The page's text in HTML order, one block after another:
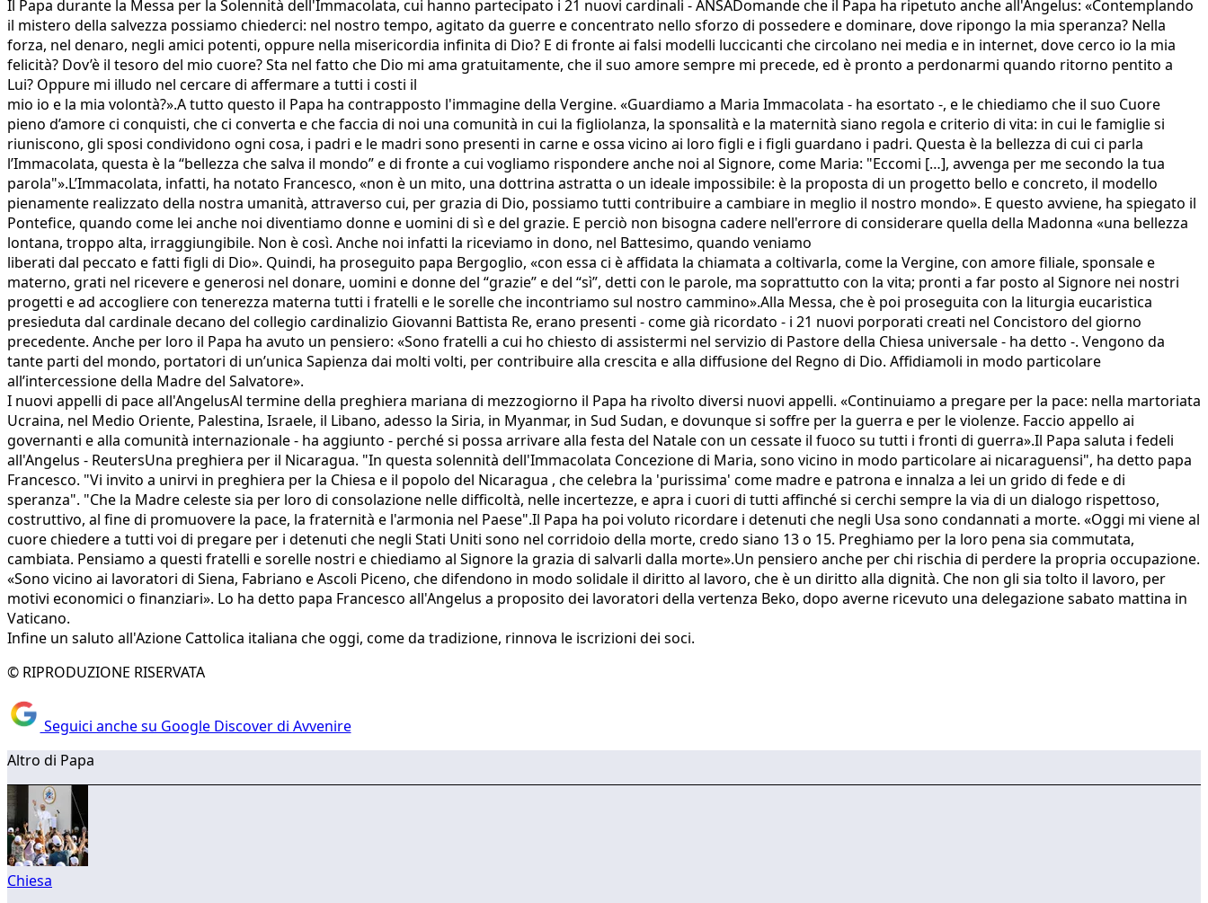
Il Papa durante la Messa per la Solennità dell'Immacolata, cui hanno partecipato i 21 nuovi cardinali - ANSADomande che il Papa ha ripetuto anche all'Angelus: «Contemplando
il mistero della salvezza possiamo chiederci: nel nostro tempo, agitato da guerre e concentrato nello sforzo di possedere e dominare, dove ripongo la mia speranza? Nella
forza, nel denaro, negli amici potenti, oppure nella misericordia infinita di Dio? E di fronte ai falsi modelli luccicanti che circolano nei media e in internet, dove cerco io la mia
felicità? Dov’è il tesoro del mio cuore? Sta nel fatto che Dio mi ama gratuitamente, che il suo amore sempre mi precede, ed è pronto a perdonarmi quando ritorno pentito a
Lui? Oppure mi illudo nel cercare di affermare a tutti i costi il
mio io e la mia volontà?».A tutto questo il Papa ha contrapposto l'immagine della Vergine. «Guardiamo a Maria Immacolata - ha esortato -, e le chiediamo che il suo Cuore
pieno d’amore ci conquisti, che ci converta e che faccia di noi una comunità in cui la figliolanza, la sponsalità e la maternità siano regola e criterio di vita: in cui le famiglie si
riuniscono, gli sposi condividono ogni cosa, i padri e le madri sono presenti in carne e ossa vicino ai loro figli e i figli guardano i padri. Questa è la bellezza di cui ci parla
l’Immacolata, questa è la “bellezza che salva il mondo” e di fronte a cui vogliamo rispondere anche noi al Signore, come Maria: "Eccomi […], avvenga per me secondo la tua
parola"».L’Immacolata, infatti, ha notato Francesco, «non è un mito, una dottrina astratta o un ideale impossibile: è la proposta di un progetto bello e concreto, il modello
pienamente realizzato della nostra umanità, attraverso cui, per grazia di Dio, possiamo tutti contribuire a cambiare in meglio il nostro mondo». E questo avviene, ha spiegato il
Pontefice, quando come lei anche noi diventiamo donne e uomini di sì e del grazie. E perciò non bisogna cadere nell'errore di considerare quella della Madonna «una bellezza
lontana, troppo alta, irraggiungibile. Non è così. Anche noi infatti la riceviamo in dono, nel Battesimo, quando veniamo
liberati dal peccato e fatti figli di Dio». Quindi, ha proseguito papa Bergoglio, «con essa ci è affidata la chiamata a coltivarla, come la Vergine, con amore filiale, sponsale e
materno, grati nel ricevere e generosi nel donare, uomini e donne del “grazie” e del “sì”, detti con le parole, ma soprattutto con la vita; pronti a far posto al Signore nei nostri
progetti e ad accogliere con tenerezza materna tutti i fratelli e le sorelle che incontriamo sul nostro cammino».Alla Messa, che è poi proseguita con la liturgia eucaristica
presieduta dal cardinale decano del collegio cardinalizio Giovanni Battista Re, erano presenti - come già ricordato - i 21 nuovi porporati creati nel Concistoro del giorno
precedente. Anche per loro il Papa ha avuto un pensiero: «Sono fratelli a cui ho chiesto di assistermi nel servizio di Pastore della Chiesa universale - ha detto -. Vengono da
tante parti del mondo, portatori di un’unica Sapienza dai molti volti, per contribuire alla crescita e alla diffusione del Regno di Dio. Affidiamoli in modo particolare
all’intercessione della Madre del Salvatore».
I nuovi appelli di pace all'AngelusAl termine della preghiera mariana di mezzogiorno il Papa ha rivolto diversi nuovi appelli. «Continuiamo a pregare per la pace: nella martoriata
Ucraina, nel Medio Oriente, Palestina, Israele, il Libano, adesso la Siria, in Myanmar, in Sud Sudan, e dovunque si soffre per la guerra e per le violenze. Faccio appello ai
governanti e alla comunità internazionale - ha aggiunto - perché si possa arrivare alla festa del Natale con un cessate il fuoco su tutti i fronti di guerra».Il Papa saluta i fedeli
all'Angelus - ReutersUna preghiera per il Nicaragua. "In questa solennità dell'Immacolata Concezione di Maria, sono vicino in modo particolare ai nicaraguensi", ha detto papa
Francesco. "Vi invito a unirvi in preghiera per la Chiesa e il popolo del Nicaragua , che celebra la 'purissima' come madre e patrona e innalza a lei un grido di fede e di
speranza". "Che la Madre celeste sia per loro di consolazione nelle difficoltà, nelle incertezze, e apra i cuori di tutti affinché si cerchi sempre la via di un dialogo rispettoso,
costruttivo, al fine di promuovere la pace, la fraternità e l'armonia nel Paese".Il Papa ha poi voluto ricordare i detenuti che negli Usa sono condannati a morte. «Oggi mi viene al
cuore chiedere a tutti voi di pregare per i detenuti che negli Stati Uniti sono nel corridoio della morte, credo siano 13 o 15. Preghiamo per la loro pena sia commutata,
cambiata. Pensiamo a questi fratelli e sorelle nostri e chiediamo al Signore la grazia di salvarli dalla morte».Un pensiero anche per chi rischia di perdere la propria occupazione.
«Sono vicino ai lavoratori di Siena, Fabriano e Ascoli Piceno, che difendono in modo solidale il diritto al lavoro, che è un diritto alla dignità. Che non gli sia tolto il lavoro, per
motivi economici o finanziari». Lo ha detto papa Francesco all'Angelus a proposito dei lavoratori della vertenza Beko, dopo averne ricevuto una delegazione sabato mattina in
Vaticano.
Infine un saluto all'Azione Cattolica italiana che oggi, come da tradizione, rinnova le iscrizioni dei soci.​
© RIPRODUZIONE RISERVATA
Seguici anche su Google Discover di Avvenire
Altro di Papa
Chiesa